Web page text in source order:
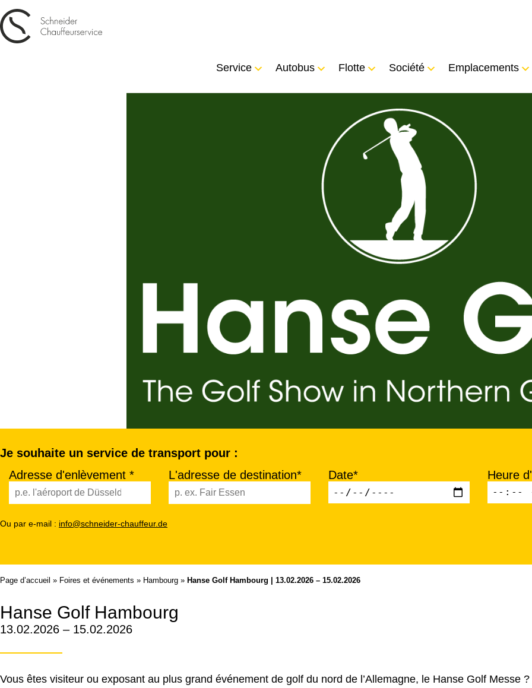
Service Autobus Flotte Société Emplacements
Je souhaite un service de transport pour :
Adresse d'enlèvement *
L'adresse de destination* Date* Heure
Ou par e-mail : info@schneider-chauffeur.de
Page d’accueil » Foires et événements » Hambourg » Hanse Golf Hambourg | 13.02.2026 – 15.02.2026
Hanse Golf Hambourg
13.02.2026 – 15.02.2026
Vous êtes visiteur ou exposant au plus grand événement de golf du nord de l’Allemagne, le Hanse Golf Messe